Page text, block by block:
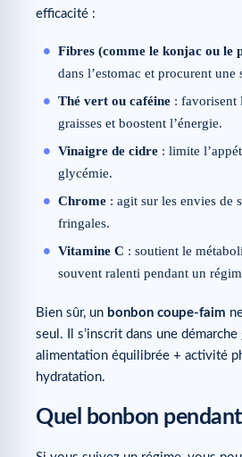
efficacité :
Fibres (comme le konjac ou le
dans l’estomac et procurent une
Thé vert ou caféine : favorisent
graisses et boostent l’énergie.
Vinaigre de cidre : limite
glycémie.
Chrome : agit sur les envies de
fringales.
Vitamine C : soutient le
souvent ralenti pendant un
Bien sûr, un bonbon coupe-faim
seul. Il s’inscrit dans une démarche
alimentation équilibrée + activité
hydratation.
Quel bonbon